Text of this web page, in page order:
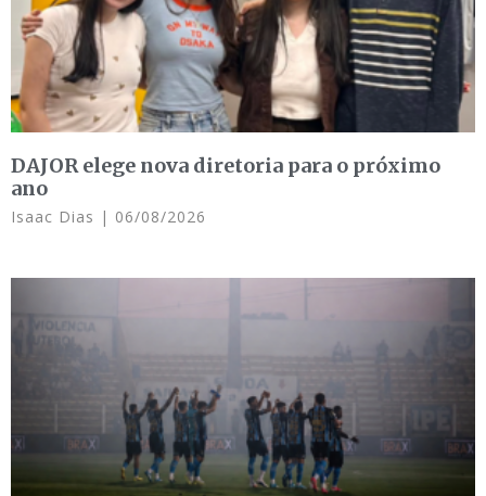
DAJOR elege nova diretoria para o próximo
ano
Isaac Dias 06/08/2026